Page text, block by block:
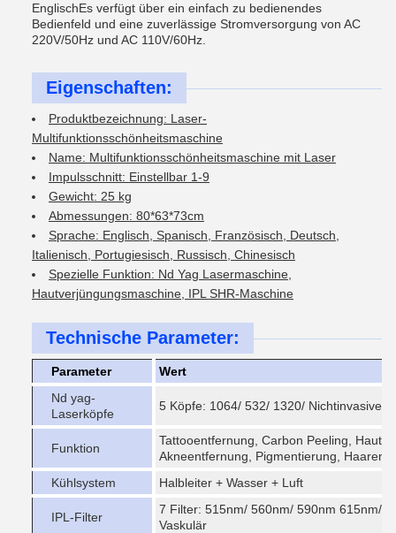
EnglischEs verfügt über ein einfach zu bedienendes
Bedienfeld und eine zuverlässige Stromversorgung von AC
220V/50Hz und AC 110V/60Hz.
Eigenschaften:
Produktbezeichnung: Laser-
Multifunktionsschönheitsmaschine
Name: Multifunktionsschönheitsmaschine mit Laser
Impulsschnitt: Einstellbar 1-9
Gewicht: 25 kg
Abmessungen: 80*63*73cm
Sprache: Englisch, Spanisch, Französisch, Deutsch,
Italienisch, Portugiesisch, Russisch, Chinesisch
Spezielle Funktion: Nd Yag Lasermaschine,
Hautverjüngungsmaschine, IPL SHR-Maschine
Technische Parameter:
Parameter
Wert
Nd yag-
Laserköpfe
5 Köpfe: 1064/ 532/ 1320/ Nichtinvasive
Funktion
Tattooentfernung, Carbon Peeling,
Akneentfernung, Pigmentierung,
Kühlsystem
Halbleiter + Wasser + Luft
IPL-Filter
7 Filter: 515nm/ 560nm/ 590nm 615nm/
Vaskulär